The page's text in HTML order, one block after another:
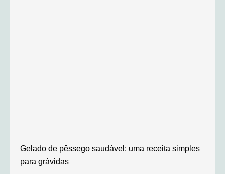
Gelado de pêssego saudável: uma receita simples
para grávidas